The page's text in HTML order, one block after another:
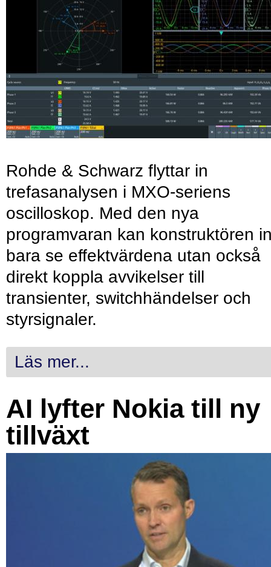
Rohde & Schwarz flyttar in
trefasanalysen i MXO-seriens
oscilloskop. Med den nya
programvaran kan konstruktören
bara se effektvärdena utan också
direkt koppla avvikelser till
transienter, switchhändelser och
styrsignaler.
Läs mer...
AI lyfter Nokia till ny
tillväxt